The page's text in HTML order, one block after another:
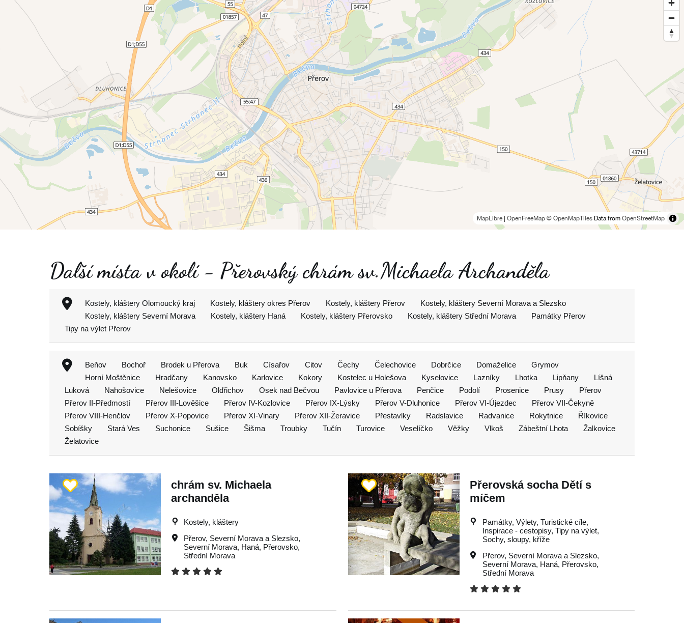
MapLibre OpenFreeMap © OpenMapTiles Data from OpenStreetMap
Další místa v okolí - Přerovský chrám sv.Michaela Archanděla
Kostely, kláštery Olomoucký kraj Kostely, kláštery okres Přerov Kostely, kláštery Přerov
Kostely, kláštery Severní Morava a Slezsko
Kostely, kláštery Severní Morava
Kostely, kláštery Haná Kostely, kláštery Přerovsko Kostely, kláštery Střední Morava
Památky Přerov
Tipy na výlet Přerov
Beňov Bochoř Brodek u Přerova Buk Císařov Citov Čechy Čelechovice Dobrčice Domaželice
Grymov
Horní Moštěnice
Hradčany Kanovsko Karlovice Kokory Kostelec u Holešova Kyselovice Lazníky Lhotka Lipňany
Líšná
Luková
Nahošovice Nelešovice Oldřichov Osek nad Bečvou Pavlovice u Přerova Penčice Podolí Prosenice Prusy
Přerov
Přerov II-Předmostí
Přerov III-Lověšice Přerov IV-Kozlovice Přerov IX-Lýsky Přerov V-Dluhonice Přerov VI-Újezdec
Přerov VII-Čekyně
Přerov VIII-Henčlov
Přerov X-Popovice Přerov XI-Vinary Přerov XII-Žeravice Přestavlky Radslavice Radvanice Rokytnice
Říkovice
Sobíšky
Stará Ves Suchonice Sušice Šišma Troubky Tučín Turovice Veselíčko Věžky Vlkoš Zábeštní Lhota
Žalkovice
Želatovice
chrám sv. Michaela
archanděla
Kostely, kláštery
Přerov, Severní Morava a Slezsko,
Severní Morava, Haná, Přerovsko,
Střední Morava
Přerovská socha Dětí s
míčem
Památky, Výlety, Turistické cíle,
Inspirace - cestopisy, Tipy na výlet,
Sochy, sloupy, kříže
Přerov, Severní Morava a Slezsko,
Severní Morava, Haná, Přerovsko,
Střední Morava